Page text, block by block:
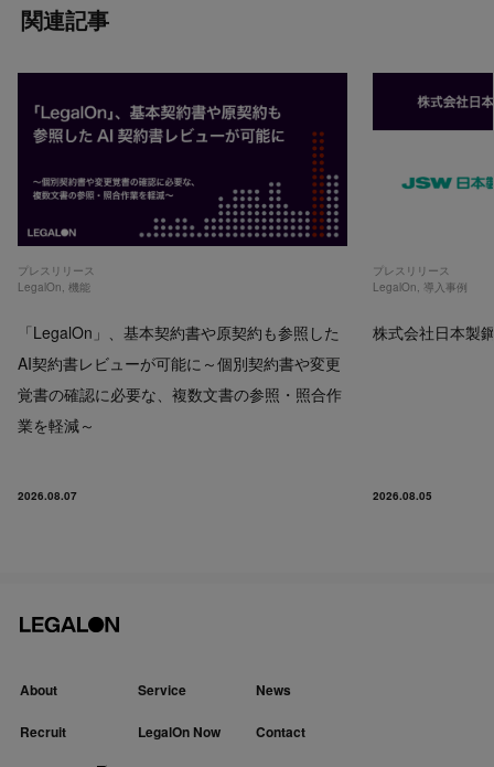
関連記事
プレスリリース
LegalOn ,機能
「LegalOn」、基本契約書や原契約も参照した
AI契約書レビューが可能に～個別契約書や変更
覚書の確認に必要な、複数文書の参照・照合作
業を軽減～
2026.08.07
プレスリリース
LegalOn 導入事例
株式会社日本製
2026.08.05
About Service News
Recruit LegalOn Now
Contact